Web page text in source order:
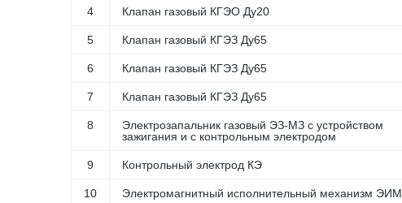
4 Клапан газовый КГЭО Ду20
5 Клапан газовый КГЭЗ Ду65
6 Клапан газовый КГЭЗ Ду65
7 Клапан газовый КГЭЗ Ду65
8
Электрозапальник газовый ЭЗ-МЗ с устройством
зажигания и с контрольным электродом
9 Контрольный электрод КЭ
10 Электромагнитный исполнительный механизм ЭИМ